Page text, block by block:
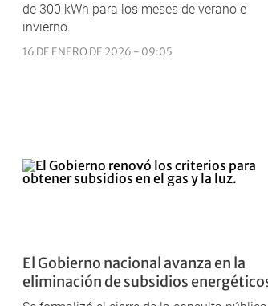
de 300 kWh para los meses de verano e
invierno.
16 DE ENERO DE 2026 - 09:05
El Gobierno nacional avanza en la
eliminación de subsidios